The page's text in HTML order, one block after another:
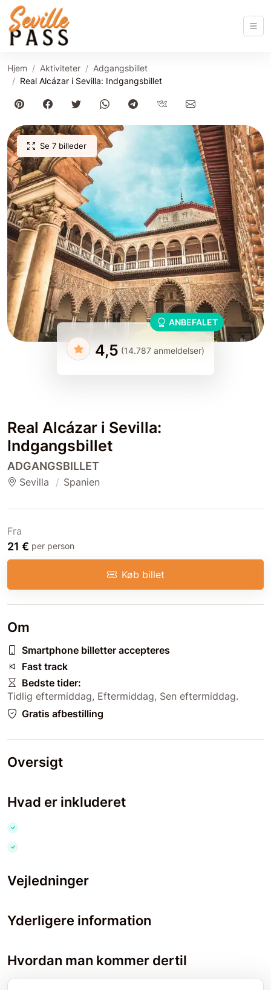
Hjem Aktiviteter
Adgangsbillet
Real Alcázar i Sevilla: Indgangsbillet
Se 7 billeder
ANBEFALET
4,5 (14.787 anmeldelser)
Real Alcázar i Sevilla:
Indgangsbillet
ADGANGSBILLET
Sevilla Spanien
Fra
21 € per person
Køb billet
Om
Smartphone billetter accepteres
Fast track
Bedste tider:
Tidlig eftermiddag, Eftermiddag, Sen eftermiddag.
Gratis afbestilling
Oversigt
Hvad er inkluderet
Vejledninger
Yderligere information
Hvordan man kommer dertil